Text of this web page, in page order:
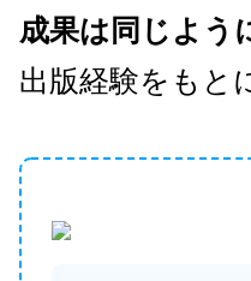
成果は同じよう
出版経験をもと